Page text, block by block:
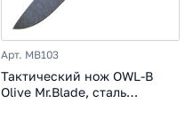
Арт. MB103
Тактический нож OWL-B
Olive Mr.Blade, сталь